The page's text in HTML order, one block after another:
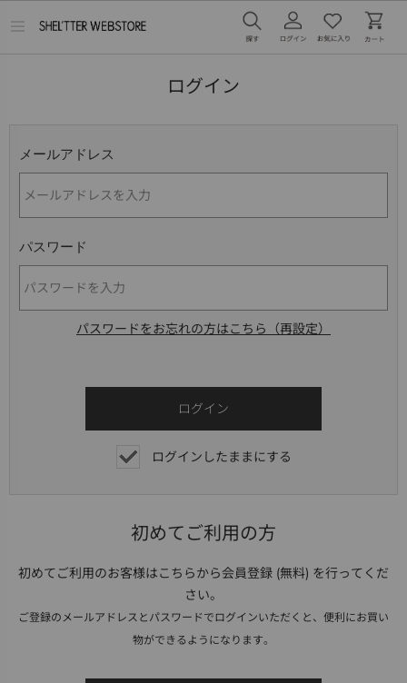
メ
ログイン
メールアドレス
パスワード
パスワードをお忘れの方はこちら（再設定）
ログインしたままにする
初めてご利用の方
初めてご利用のお客様はこちらから会員登録 (無料) を行ってくだ
さい。
ご登録のメールアドレスとパスワードでログインいただくと、便利にお買い
物ができるようになります。